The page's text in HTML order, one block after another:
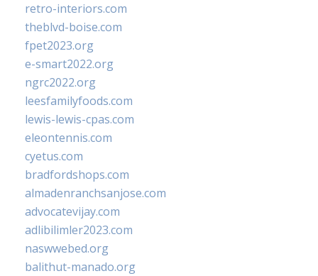
retro-interiors.com
theblvd-boise.com
fpet2023.org
e-smart2022.org
ngrc2022.org
leesfamilyfoods.com
lewis-lewis-cpas.com
eleontennis.com
cyetus.com
bradfordshops.com
almadenranchsanjose.com
advocatevijay.com
adlibilimler2023.com
naswwebed.org
balithut-manado.org